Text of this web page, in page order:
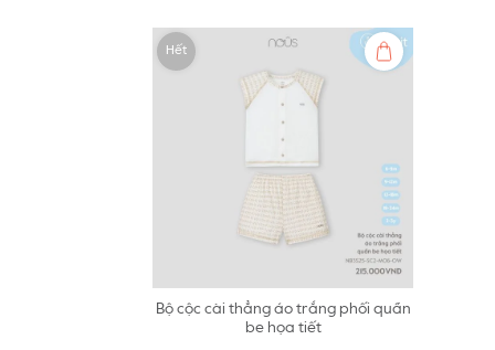
Hết
Bộ cộc cài thẳng áo trắng phối quần
be họa tiết